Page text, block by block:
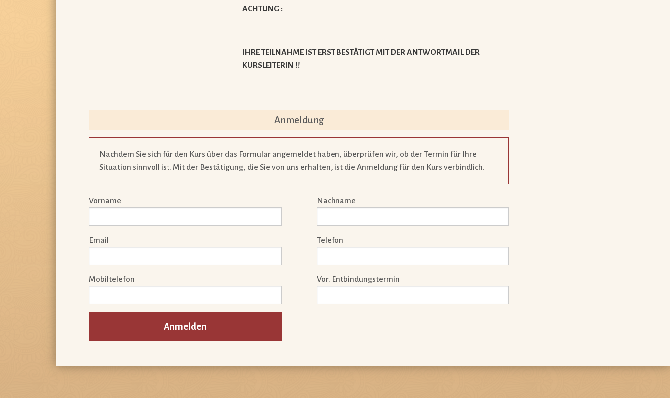
ACHTUNG :
IHRE TEILNAHME IST ERST BESTÄTIGT MIT DER ANTWORTMAIL DER
KURSLEITERIN !!
Anmeldung
Nachdem Sie sich für den Kurs über das Formular angemeldet haben, überprüfen wir, ob der Termin für Ihre
Situation sinnvoll ist. Mit der Bestätigung, die Sie von uns erhalten, ist die Anmeldung für den Kurs verbindlich.
Vorname Nachname
Email Telefon
Mobiltelefon Vor. Entbindungstermin
Anmelden